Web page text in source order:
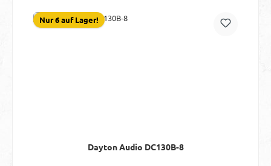
Nur 6 auf Lager!
Dayton Audio DC130B-8